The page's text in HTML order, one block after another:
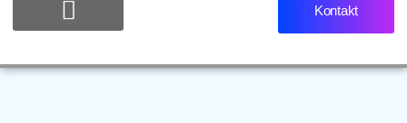
Kontakt